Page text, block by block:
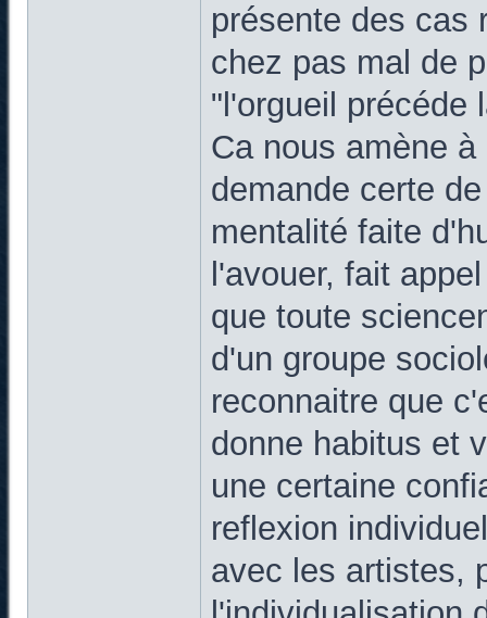
présente des cas
chez pas mal de
"l'orgueil précéde
Ca nous amène
demande certe
mentalité faite
l'avouer, fait
que toute
d'un groupe
reconnaitre que
donne habitus et
une certaine
reflexion
avec les artistes,